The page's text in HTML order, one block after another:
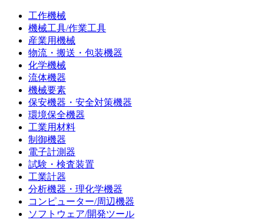
工作機械
機械工具/作業工具
産業用機械
物流・搬送・包装機器
化学機械
流体機器
機械要素
保安機器・安全対策機器
環境保全機器
工業用材料
制御機器
電子計測器
試験・検査装置
工業計器
分析機器・理化学機器
コンピューター/周辺機器
ソフトウェア/開発ツール